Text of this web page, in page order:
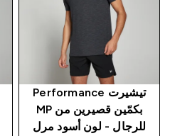
تيشيرت Performance
بكمّين قصيرين من MP
للرجال - لون أسود مرل